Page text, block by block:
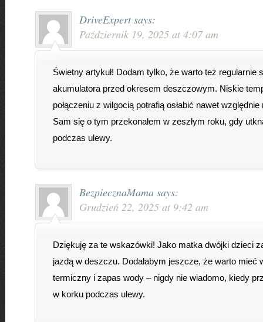
DriveExpert says:
Październik 19, 2025 at 4:07 am
Świetny artykuł! Dodam tylko, że warto też regularnie
akumulatora przed okresem deszczowym. Niskie
połączeniu z wilgocią potrafią osłabić nawet
Sam się o tym przekonałem w zeszłym roku, gdy
podczas ulewy.
BezpiecznaMama says:
Grudzień 22, 2025 at 9:42 am
Dziękuję za te wskazówki! Jako matka dwójki dzieci
jazdą w deszczu. Dodałabym jeszcze, że warto mieć
termiczny i zapas wody – nigdy nie wiadomo, kiedy
w korku podczas ulewy.